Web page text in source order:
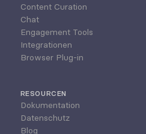
Content Curation
Chat
Engagement Tools
Integrationen
Browser Plug-in
RESOURCEN
Dokumentation
Datenschutz
Blog